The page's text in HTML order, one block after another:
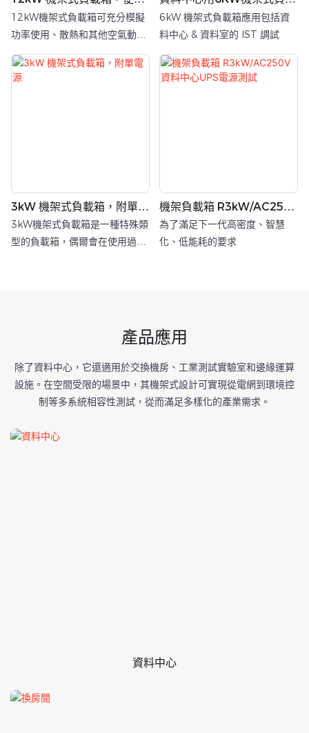
式，適用於資料中心
12kW機架式負載箱可充分模擬
功率使用、散熱和其他空氣動力
學特性。
箱
6kW 機架式負載箱應用包括資
料中心 & 資料室的 IST 調試
3kW 機架式負載箱，附單電
源
3kW機架式負載箱是一種特殊類
型的負載箱，偶爾會在使用過程
機架負載箱 R3kW/AC250V
資料中心UPS電源測試
為了滿足下一代高密度、智慧
化、低能耗的要求
產品應用
除了資料中心，它還適用於交換機房、工業測試實驗室和邊緣運算
設施。在空間受限的場景中，其機架式設計可實現從電網到環境控
制等多系統相容性測試，從而滿足多樣化的產業需求。
資料中心